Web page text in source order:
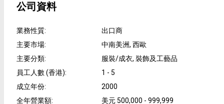
公司資料
業務性質:
出口商
主要市場:
中南美洲, 西歐
主要分類:
服裝/成衣, 裝飾及工藝品
員工人數 (香港):
1 - 5
成立年份:
2000
全年營業額: 美元 500,000 - 999,999